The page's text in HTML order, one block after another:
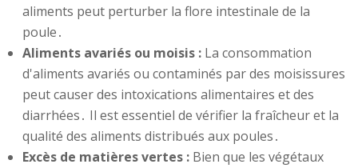
aliments peut perturber la flore intestinale de la
poule․
Aliments avariés ou moisis : La consommation
d'aliments avariés ou contaminés par des moisissures
peut causer des intoxications alimentaires et des
diarrhées․ Il est essentiel de vérifier la fraîcheur et la
qualité des aliments distribués aux poules․
Excès de matières vertes : Bien que les végétaux